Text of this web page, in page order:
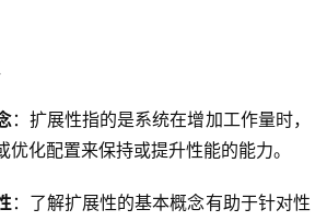
：扩展性指的是系统在增加工作量时，
优化配置来保持或提升性能的能力。
：了解扩展性的基本概念有助于针对性